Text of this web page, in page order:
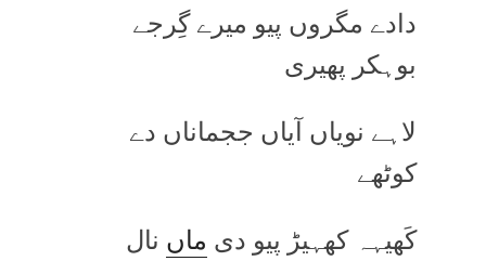
دادے مگروں پیو میرے گِرجے
بوہکر پھیری
لاہے نویاں آیاں ججماناں دے
کوٹھے
کَھیہہ کھہیڑ پیو دی ماں نال